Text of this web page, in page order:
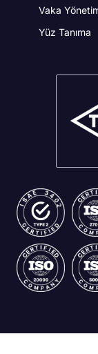
Vaka
Yüz Tanıma